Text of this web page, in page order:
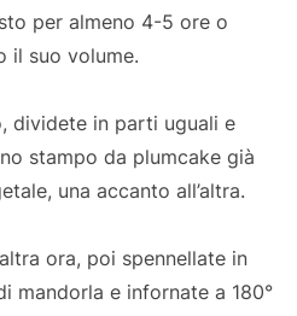
per almeno 4-5 ore o
il suo volume.
dividete in parti uguali e
stampo da plumcake già
una accanto all’altra.
ora, poi spennellate in
mandorla e infornate a 180°